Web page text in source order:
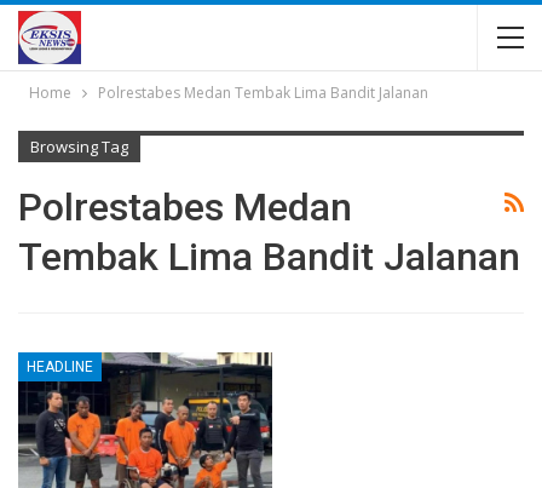
Home Polrestabes Medan Tembak Lima Bandit Jalanan
Browsing Tag
Polrestabes Medan
Tembak Lima Bandit Jalanan
HEADLINE